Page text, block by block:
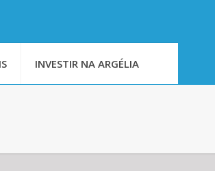
INVESTIR NA ARGÉLIA